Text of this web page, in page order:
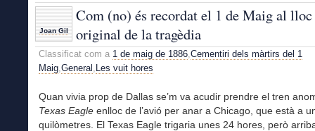
Joan Gil
Com (no) és recordat el 1 de Maig al lloc
original de la tragèdia
Classificat com a 1 de maig de 1886,Cementiri dels màrtirs del 1
Maig,General , Les vuit hores
Quan vivia prop de Dallas se’m va acudir prendre el tren
Texas Eagle enlloc de l’avió per anar a Chicago, que està a
quilòmetres. El Texas Eagle trigaria unes 24 hores, però